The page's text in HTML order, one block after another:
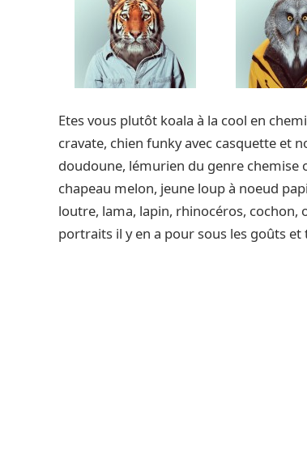
Etes vous plutôt koala à la cool en
cravate, chien funky avec casquette et
doudoune, lémurien du genre chemise
chapeau melon, jeune loup à noeud
loutre, lama, lapin, rhinocéros, cochon,
portraits il y en a pour sous les goûts